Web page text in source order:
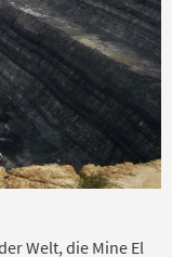
Welt, die Mine El